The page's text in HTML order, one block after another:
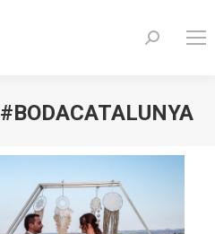
Search:
#BODACATALUNYA